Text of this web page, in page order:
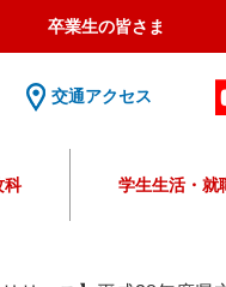
卒業生の皆さま
交通アクセス
科 学生生活・就